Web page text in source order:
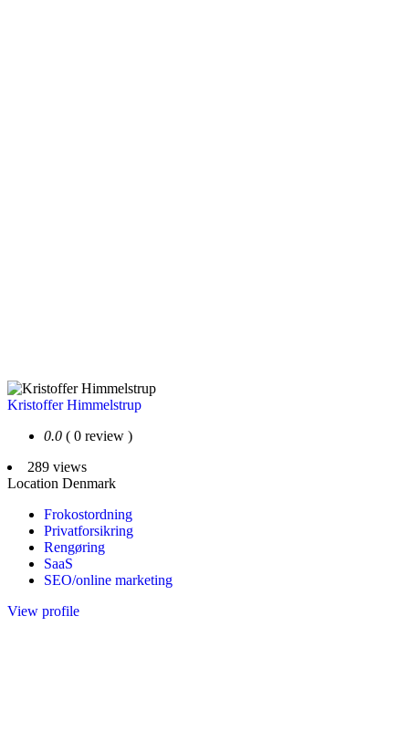
Kristoffer Himmelstrup
0.0 ( 0 review )
289 views
Location Denmark
Frokostordning
Privatforsikring
Rengøring
SaaS
SEO/online marketing
View profile